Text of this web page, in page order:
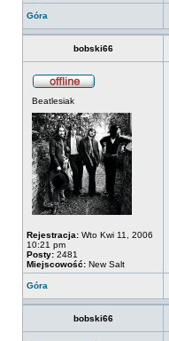
Góra
bobski66
Beatlesiak
Rejestracja: Wto Kwi 11, 2006
10:21 pm
Posty: 2481
Miejscowość: New Salt
Góra
bobski66